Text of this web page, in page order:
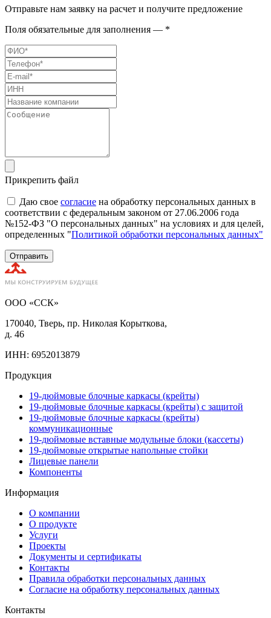
Отправьте нам заявку на расчет и получите предложение
Поля обязательные для заполнения — *
Прикрепить файл
Даю свое согласие на обработку персональных данных в
соответствии с федеральным законом от 27.06.2006 года
№152-ФЗ "О персональных данных" на условиях и для целей,
определенных "Политикой обработки персональных данных"
Отправить
ООО «ССК»
170040, Тверь, пр. Николая Корыткова,
д. 46
ИНН: 6952013879
Продукция
19-дюймовые блочные каркасы (крейты)
19-дюймовые блочные каркасы (крейты) с защитой
19-дюймовые блочные каркасы (крейты)
коммуникационные
19-дюймовые вставные модульные блоки (кассеты)
19-дюймовые открытые напольные стойки
Лицевые панели
Компоненты
Информация
О компании
О продукте
Услуги
Проекты
Документы и сертификаты
Контакты
Правила обработки персональных данных
Согласие на обработку персональных данных
Контакты